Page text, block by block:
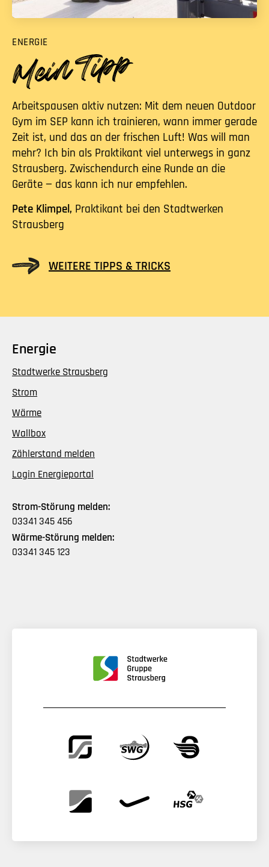
ENERGIE
Arbeitspausen aktiv nutzen: Mit dem neuen Outdoor
Gym im SEP kann ich trainieren, wann immer gerade
Zeit ist, und das an der frischen Luft! Was will man
mehr? Ich bin als Praktikant viel unterwegs in ganz
Strausberg. Zwischendurch eine Runde an die
Geräte — das kann ich nur empfehlen.
Pete Klimpel, Praktikant bei den Stadtwerken
Strausberg
WEITERE TIPPS & TRICKS
Energie
Stadtwerke Strausberg
Strom
Wärme
Wallbox
Zählerstand melden
Login Energieportal
Strom-Störung melden:
03341 345 456
Wärme-Störung melden:
03341 345 123